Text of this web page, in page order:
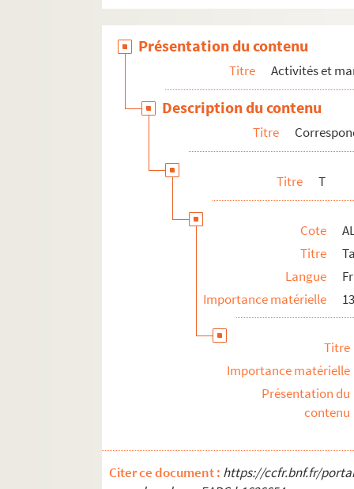
Présentation du contenu
Titre Activités et
Description du contenu
Titre
Titre T
Cote
Titre
Langue
Importance matérielle
Titre
Importance matérielle
Présentation du
contenu
Citer ce document : https://ccfr.bnf.fr/